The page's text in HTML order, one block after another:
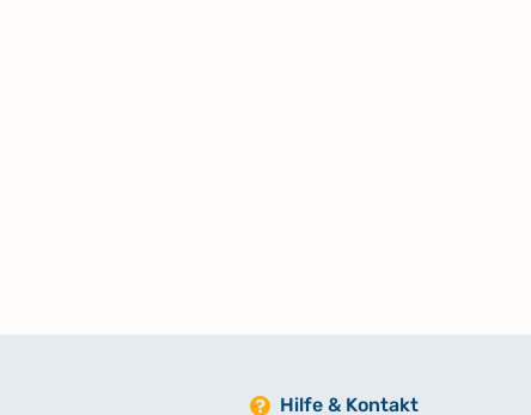
Taufen 1947 - Dez. 1957
Hilfe & Kontakt